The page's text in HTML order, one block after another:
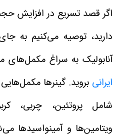
اگر قصد تسریع در افزایش
دارید، توصیه می‌کنیم به
آنابولیک به سراغ مکمل‌های
ایرانی بروید. گینرها
شامل پروتئین، چربی،
ویتامین‌ها و آمینواسیدها